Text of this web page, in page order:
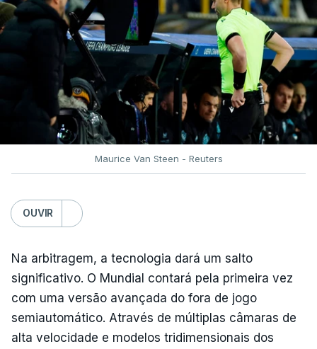
Maurice Van Steen - Reuters
OUVIR
Na arbitragem, a tecnologia dará um salto
significativo. O Mundial contará pela primeira vez
com uma versão avançada do fora de jogo
semiautomático. Através de múltiplas câmaras de
alta velocidade e modelos tridimensionais dos